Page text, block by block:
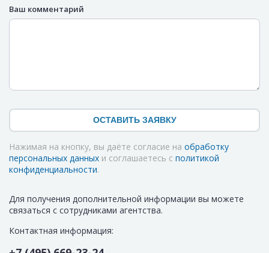
Ваш комментарий
ОСТАВИТЬ ЗАЯВКУ
Нажимая на кнопку, вы даёте согласие на обработку
персональных данных и соглашаетесь с политикой
конфиденциальности.
Для получения дополнительной информации вы можете
связаться с сотрудниками агентства.
Контактная информация: